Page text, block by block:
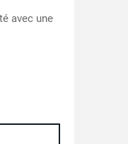
avec une